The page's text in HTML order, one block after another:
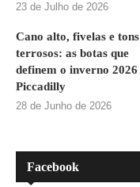
23 de Julho de 2026
Cano alto, fivelas e tons
terrosos: as botas que
definem o inverno 2026
Piccadilly
28 de Junho de 2026
Facebook